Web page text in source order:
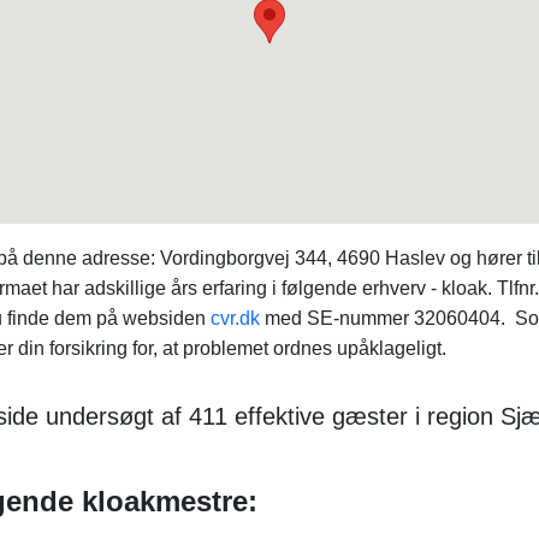
denne adresse: Vordingborgvej 344, 4690 Haslev og hører
har adskillige års erfaring i følgende erhverv - kloak.
dem på websiden cvr.dk med SE-nummer 32060404.
din forsikring for, at problemet ordnes upåklageligt.
undersøgt af 411 effektive gæster i region
kloakmestre: